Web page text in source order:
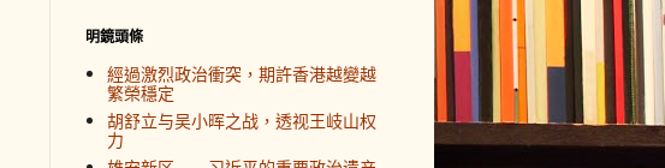
明鏡頭條
經過激烈政治衝突，期許香港越變越
繁榮穩定
胡舒立与吴小晖之战，透视王岐山权
力